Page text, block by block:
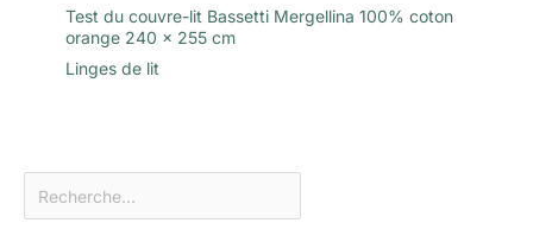
Test du couvre-lit Bassetti Mergellina 100% coton
orange 240 x 255 cm
Linges de lit